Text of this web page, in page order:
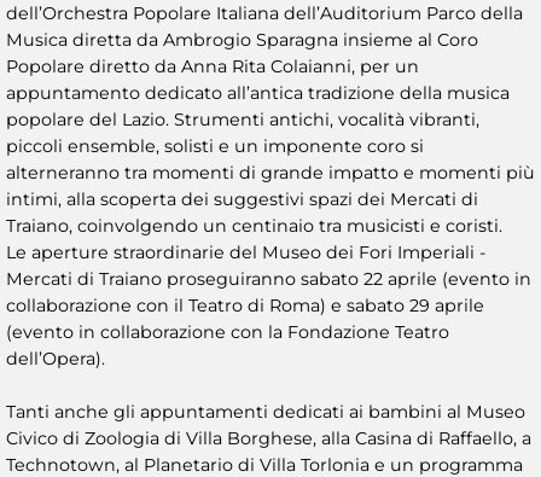
dell’Orchestra Popolare Italiana dell’Auditorium Parco della
Musica diretta da Ambrogio Sparagna insieme al Coro
Popolare diretto da Anna Rita Colaianni, per un
appuntamento dedicato all’antica tradizione della musica
popolare del Lazio. Strumenti antichi, vocalità vibranti,
piccoli ensemble, solisti e un imponente coro si
alterneranno tra momenti di grande impatto e momenti più
intimi, alla scoperta dei suggestivi spazi dei Mercati di
Traiano, coinvolgendo un centinaio tra musicisti e coristi.
Le aperture straordinarie del Museo dei Fori Imperiali -
Mercati di Traiano proseguiranno sabato 22 aprile (evento in
collaborazione con il Teatro di Roma) e sabato 29 aprile
(evento in collaborazione con la Fondazione Teatro
dell’Opera).
Tanti anche gli appuntamenti dedicati ai bambini al Museo
Civico di Zoologia di Villa Borghese, alla Casina di Raffaello, a
Technotown, al Planetario di Villa Torlonia e un programma